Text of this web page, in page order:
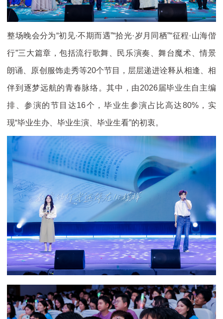
整场晚会分为“初见·不期而遇”“拾光·岁月同栖”“征程·山海偕
行”三大篇章，包括流行歌舞、民乐演奏、舞台魔术、情景
朗诵、原创服饰走秀等20个节目，层层递进诠释从相逢、相
伴到逐梦远航的青春脉络。其中，由2026届毕业生自主编
排、参演的节目达16个，毕业生参演占比高达80%，实
现“毕业生办、毕业生演、毕业生看”的初衷。